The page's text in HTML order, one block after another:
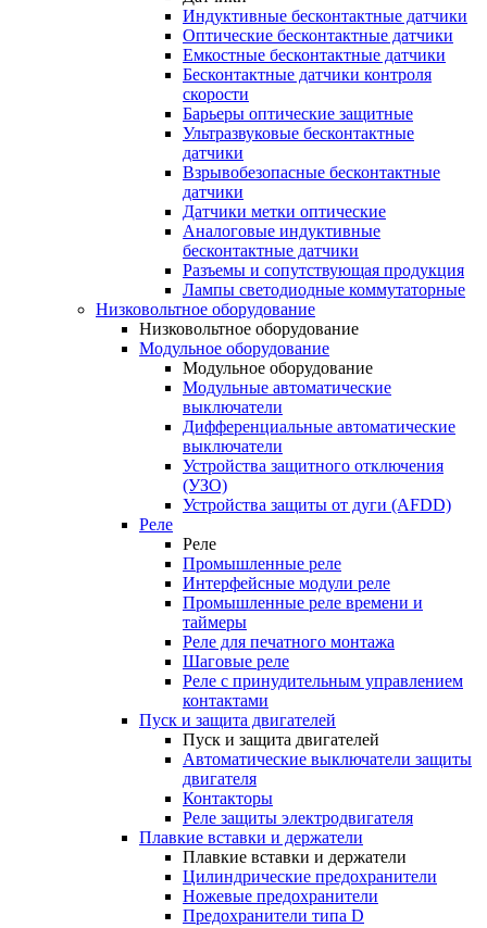
Индуктивные бесконтактные датчики
Оптические бесконтактные датчики
Емкостные бесконтактные датчики
Бесконтактные датчики контроля
скорости
Барьеры оптические защитные
Ультразвуковые бесконтактные
датчики
Взрывобезопасные бесконтактные
датчики
Датчики метки оптические
Аналоговые индуктивные
бесконтактные датчики
Разъемы и сопутствующая продукция
Лампы светодиодные коммутаторные
Низковольтное оборудование
Низковольтное оборудование
Модульное оборудование
Модульное оборудование
Модульные автоматические
выключатели
Дифференциальные автоматические
выключатели
Устройства защитного отключения
(УЗО)
Устройства защиты от дуги (AFDD)
Реле
Реле
Промышленные реле
Интерфейсные модули реле
Промышленные реле времени и
таймеры
Реле для печатного монтажа
Шаговые реле
Реле с принудительным управлением
контактами
Пуск и защита двигателей
Пуск и защита двигателей
Автоматические выключатели защиты
двигателя
Контакторы
Реле защиты электродвигателя
Плавкие вставки и держатели
Плавкие вставки и держатели
Цилиндрические предохранители
Ножевые предохранители
Предохранители типа D